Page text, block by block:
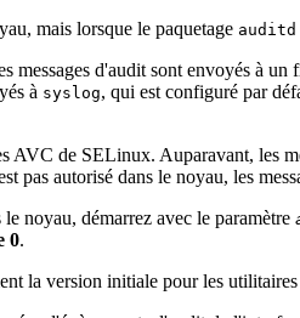
mais lorsque le paquetage auditd
messages d'audit sont envoyés à
à syslog, qui est configuré par
AVC de SELinux. Auparavant, les
pas autorisé dans le noyau, les
noyau, démarrez avec le paramètre
0.
la version initiale pour les utilitaires